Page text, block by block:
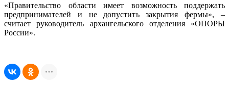
«Правительство области имеет возможность поддержать
предпринимателей и не допустить закрытия фермы», –
считает руководитель архангельского отделения «ОПОРЫ
России».